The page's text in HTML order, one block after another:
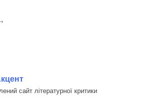
сайт літературної критики